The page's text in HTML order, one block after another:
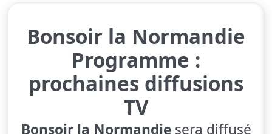
Bonsoir la Normandie
Programme :
prochaines diffusions
TV
Bonsoir la Normandiesera diffusé